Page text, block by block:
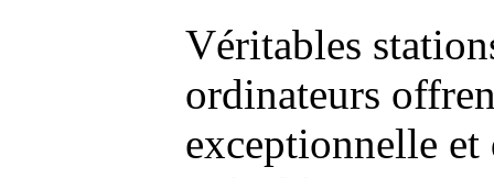
Véritables
ordinateurs
exceptionnelle et